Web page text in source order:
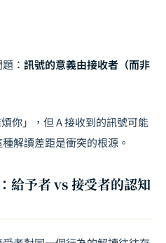
： 訊號的意義由接收者（而非
你」，但 A 接收到的訊號可能
解讀差距是衝突的根源。
給予者 vs 接受者的認知